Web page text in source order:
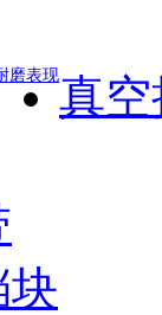
磨表现真
块